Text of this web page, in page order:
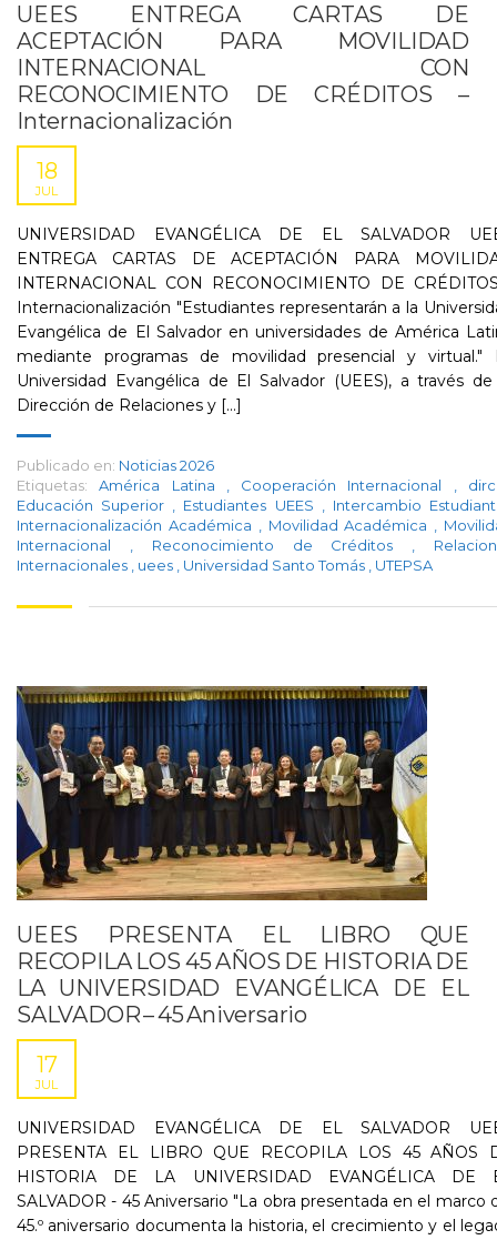
UEES ENTREGA CARTAS DE
ACEPTACIÓN PARA MOVILIDAD
INTERNACIONAL CON
RECONOCIMIENTO DE CRÉDITOS –
Internacionalización
18
JUL
UNIVERSIDAD EVANGÉLICA DE EL SALVADOR
ENTREGA CARTAS DE ACEPTACIÓN PARA
INTERNACIONAL CON RECONOCIMIENTO DE
Internacionalización "Estudiantes representarán a la
Evangélica de El Salvador en universidades de América
mediante programas de movilidad presencial y virtual."
Universidad Evangélica de El Salvador (UEES), a través
Dirección de Relaciones y [...]
Publicado en: Noticias 2026
Etiquetas:
América Latina Cooperación Internacional
Educación Superior
Estudiantes UEES
Intercambio
Internacionalización Académica
Movilidad Académica
Internacional
Reconocimiento de Créditos
Internacionales
uees Universidad Santo Tomás UTEPSA
UEES PRESENTA EL LIBRO QUE
RECOPILA LOS 45 AÑOS DE HISTORIA DE
LA UNIVERSIDAD EVANGÉLICA DE EL
SALVADOR – 45 Aniversario
17
JUL
UNIVERSIDAD EVANGÉLICA DE EL SALVADOR
PRESENTA EL LIBRO QUE RECOPILA LOS 45 AÑOS
HISTORIA DE LA UNIVERSIDAD EVANGÉLICA DE
SALVADOR - 45 Aniversario "La obra presentada en el marco
45.º aniversario documenta la historia, el crecimiento y el